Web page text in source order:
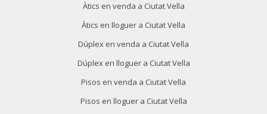
Àtics en venda a Ciutat Vella
Àtics en lloguer a Ciutat Vella
Dúplex en venda a Ciutat Vella
Dúplex en lloguer a Ciutat Vella
Pisos en venda a Ciutat Vella
Pisos en lloguer a Ciutat Vella